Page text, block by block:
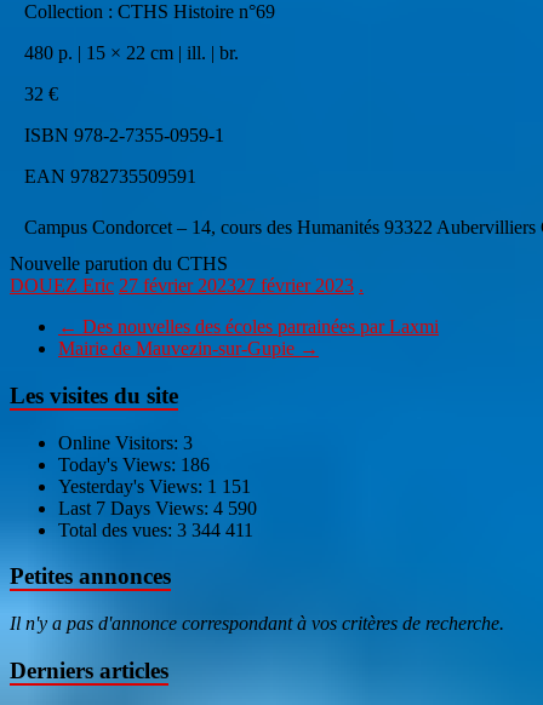
Collection : CTHS Histoire n°69
480 p. | 15 × 22 cm | ill. | br.
32 €
ISBN 978-2-7355-0959-1
EAN 9782735509591
Campus Condorcet – 14, cours des Humanités 93322 Aubervilliers
Nouvelle parution du CTHS
DOUEZ Eric 27 février 202327 février 2023 .
← Des nouvelles des écoles parrainées par Laxmi
Mairie de Mauvezin-sur-Gupie →
Les visites du site
Online Visitors: 3
Today's Views: 186
Yesterday's Views: 1 151
Last 7 Days Views: 4 590
Total des vues: 3 344 411
Petites annonces
Il n'y a pas d'annonce correspondant à vos critères de recherche.
Derniers articles